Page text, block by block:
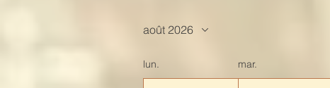
août 2026
lun. mar.